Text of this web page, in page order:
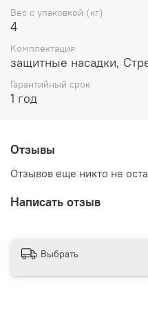
лестницу-стремянку
Вес с упаковкой (кг)
4
Комплектация
защитные насадки,
Гарантийный срок
1 год
Отзывы
Отзывов еще никто не
Написать отзыв
Выбрать